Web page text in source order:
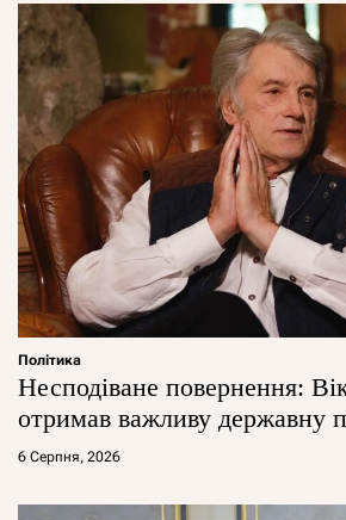
Політика
Несподіване повернення:
отримав важливу державну
6 Серпня, 2026